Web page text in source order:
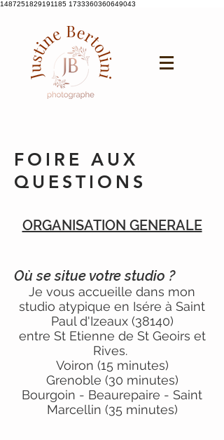
1487251829191185 1733360360649043
FOIRE AUX
QUESTIONS
ORGANISATION GENERALE
Où se situe votre studio ?
Je vous accueille dans mon
studio atypique en Isére à Saint
Paul d'Izeaux (38140)
entre St Etienne de St Geoirs et
Rives.
Voiron (15 minutes)
Grenoble (30 minutes)
Bourgoin - Beaurepaire - Saint
Marcellin (35 minutes)